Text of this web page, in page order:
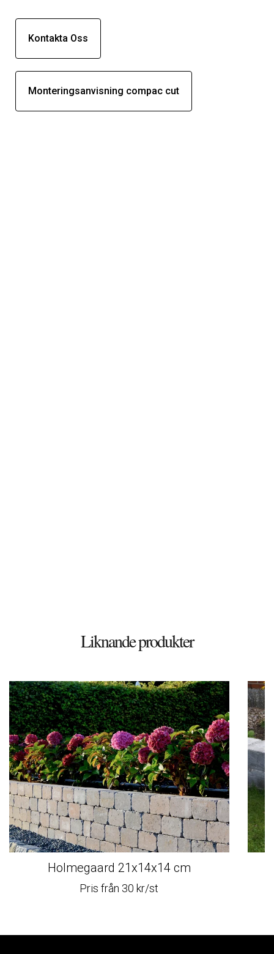
Kontakta Oss
Monteringsanvisning compac cut
Liknande produkter
Holmegaard 21x14x14 cm
Pris från 30 kr/st